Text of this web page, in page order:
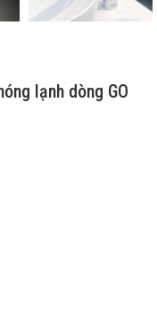
lạnh dòng GO